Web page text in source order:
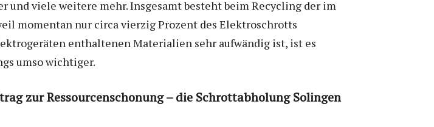
und viele weitere mehr. Insgesamt besteht beim Recycling der im
momentan nur circa vierzig Prozent des Elektroschrotts
enthaltenen Materialien sehr aufwändig ist, ist es
umso wichtiger.
zur Ressourcenschonung – die Schrottabholung Solingen